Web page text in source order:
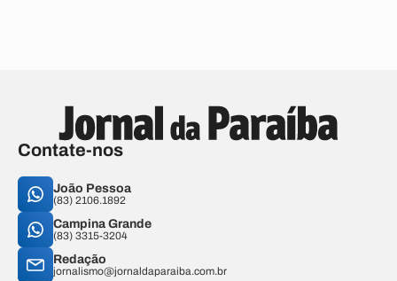
Contate-nos
João Pessoa
(83) 2106.1892
Campina Grande
(83) 3315-3204
Redação
jornalismo@jornaldaparaiba.com.br